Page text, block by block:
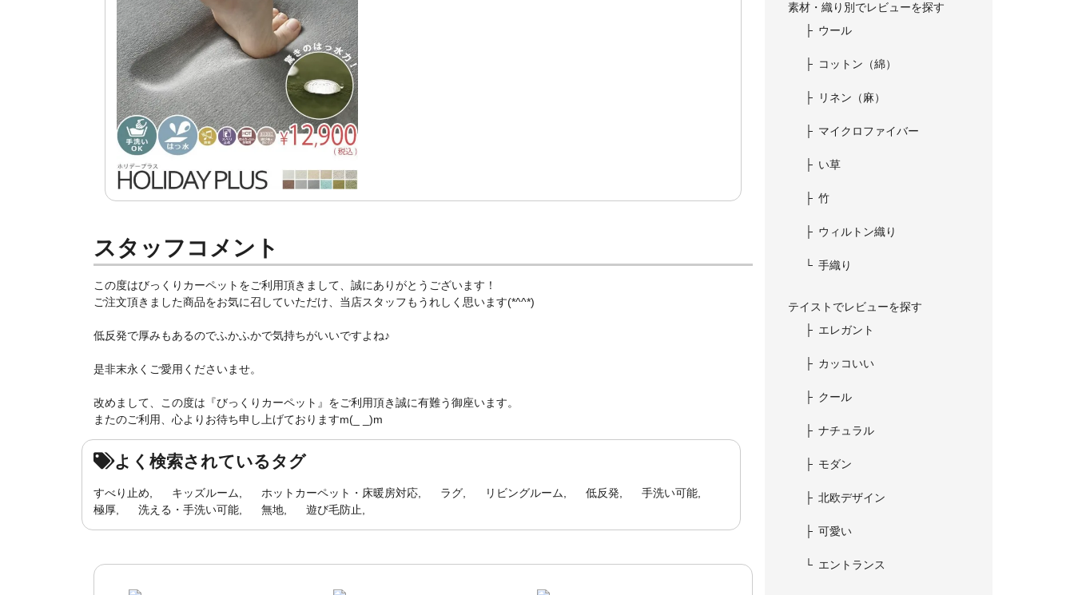
スタッフコメント
この度はびっくりカーペットをご利用頂きまして、誠にありがとうございます！
ご注文頂きました商品をお気に召していただけ、当店スタッフもうれしく思います(*^^*)
低反発で厚みもあるのでふかふかで気持ちがいいですよね♪
是非末永くご愛用くださいませ。
改めまして、この度は『びっくりカーペット』をご利用頂き誠に有難う御座います。
またのご利用、心よりお待ち申し上げておりますm(_ _)m
よく検索されているタグ
すべり止め キッズルーム ホットカーペット・床暖房対応 ラグ リビングルーム 低反発
手洗い可能
極厚
洗える・手洗い可能 無地 遊び毛防止
素材・織り別でレビューを探す
ウール
コットン（綿）
リネン（麻）
マイクロファイバー
い草
竹
ウィルトン織り
手織り
テイストでレビューを探す
エレガント
カッコいい
クール
ナチュラル
モダン
北欧デザイン
可愛い
エントランス